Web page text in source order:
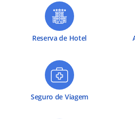
Reserva de Hotel
Seguro de Viagem